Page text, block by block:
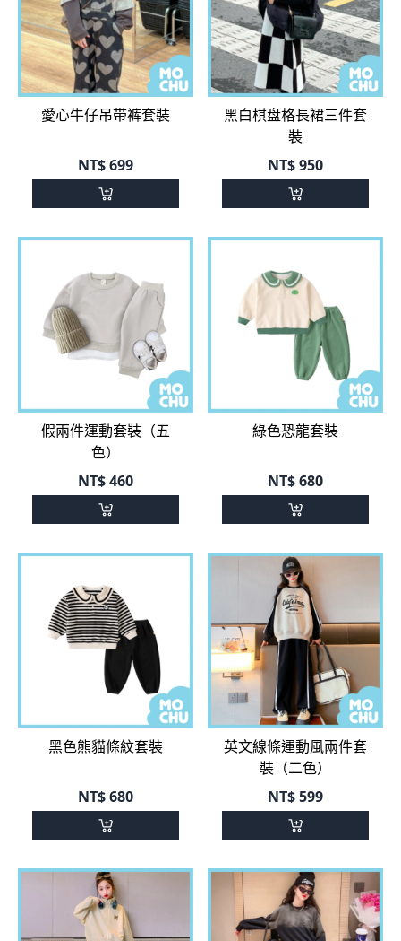
愛心牛仔吊带裤套裝
NT$699
黑白棋盘格長裙三件套
裝
NT$950
假兩件運動套裝（五
色）
NT$460
綠色恐龍套裝
NT$680
黑色熊貓條紋套裝
NT$680
英文線條運動風兩件套
裝（二色）
NT$599